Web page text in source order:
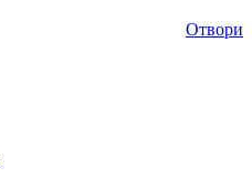
Отвори